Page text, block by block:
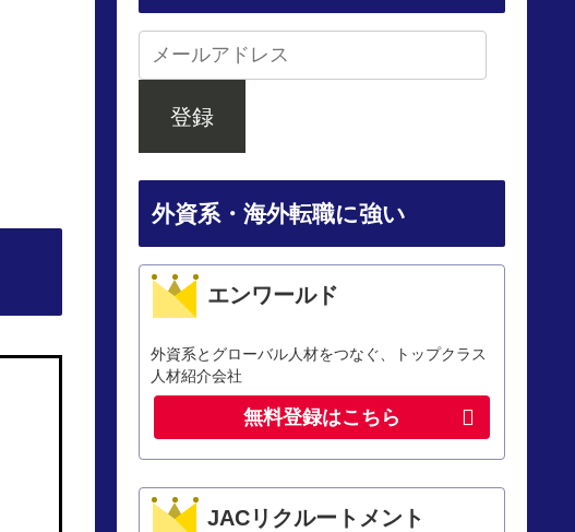
登録
外資系・海外転職に強い
エンワールド
外資系とグローバル人材をつなぐ、トップクラス
人材紹介会社
無料登録はこちら
JACリクルートメント